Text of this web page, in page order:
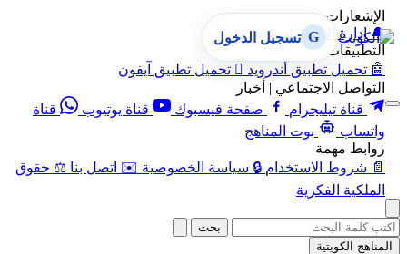
الإشعارات
🔔 إدارة الإشعارات
التطبيقات
🤖 تحميل تطبيق أندرويد  تحميل تطبيق آيفون
التواصل الاجتماعي | أخبار
قناة تيليجرام
صفحة فيسبوك قناة يوتيوب
قناة
واتساب
بوت المناهج
روابط مهمة
📄 شروط الاستخدام 🔒 سياسة الخصوصية ✉️ اتصل بنا ⚖️ حقوق
الملكية الفكرية
G تسجيل الدخول
بحث
المناهج الكويتية